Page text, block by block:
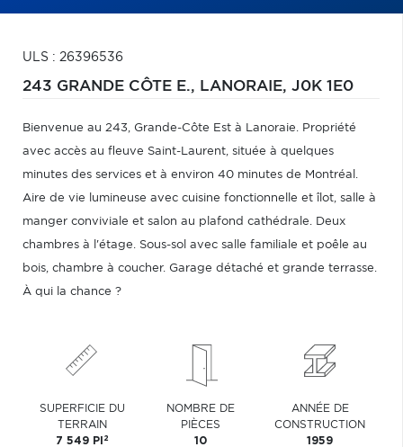
ULS : 26396536
243 GRANDE CÔTE E., LANORAIE, J0K 1E0
Bienvenue au 243, Grande-Côte Est à Lanoraie. Propriété
avec accès au fleuve Saint-Laurent, située à quelques
minutes des services et à environ 40 minutes de Montréal.
Aire de vie lumineuse avec cuisine fonctionnelle et îlot, salle à
manger conviviale et salon au plafond cathédrale. Deux
chambres à l'étage. Sous-sol avec salle familiale et poêle au
bois, chambre à coucher. Garage détaché et grande terrasse.
À qui la chance ?
SUPERFICIE DU
TERRAIN
7 549 PI 2
NOMBRE DE
PIÈCES
10
ANNÉE DE
CONSTRUCTION
1959